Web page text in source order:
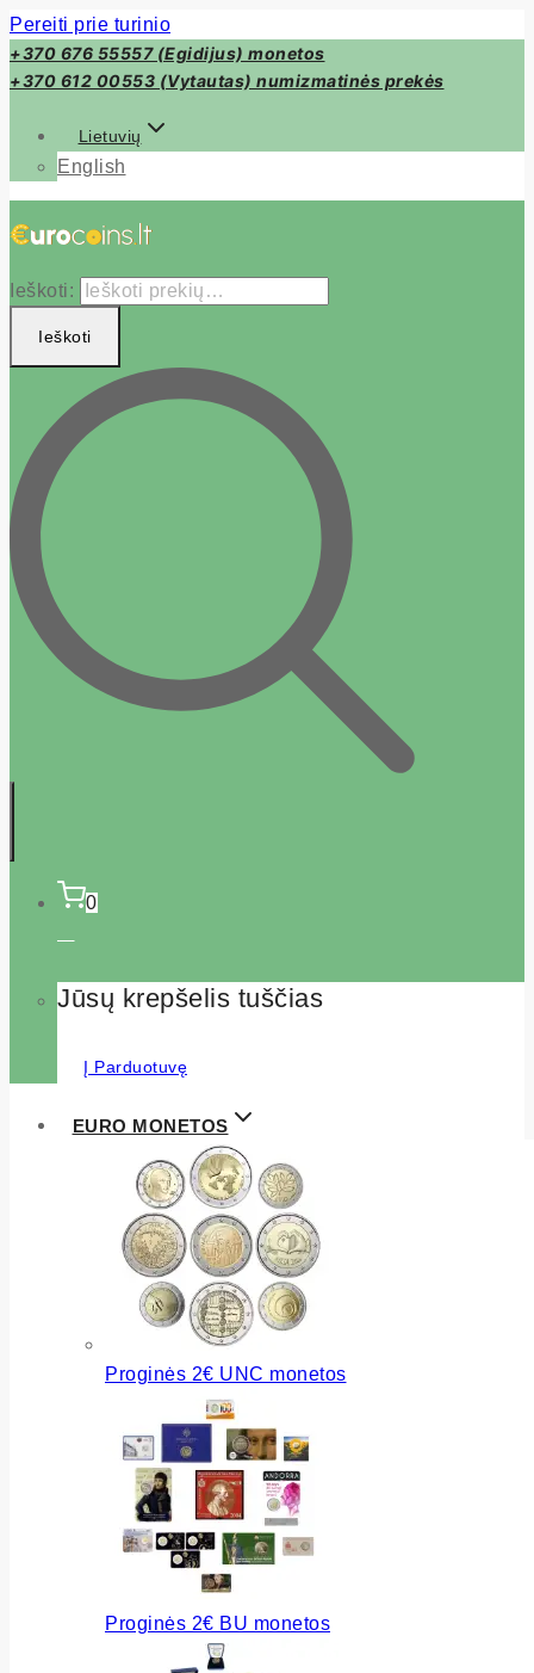
Pereiti prie turinio
+370 676 55557 (Egidijus) monetos
+370 612 00553 (Vytautas) numizmatinės prekės
Lietuvių
English
Ieškoti:
Ieškoti
0
Jūsų krepšelis tuščias
Į Parduotuvę
EURO MONETOS
Proginės 2€ UNC monetos
Proginės 2€ BU monetos